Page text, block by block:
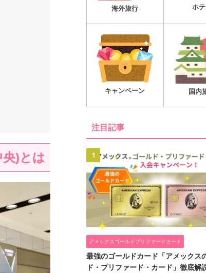
)とは
海外旅行 ホ
キャンペーン 国内
注目記事
1
アメックスゴールドプリファードカード
最強のゴールドカード「アメックス
ド・プリファード・カード」徹底解